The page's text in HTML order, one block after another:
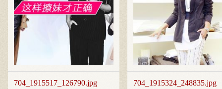
704_1915517_126790.jpg 704_1915324_248835.jpg